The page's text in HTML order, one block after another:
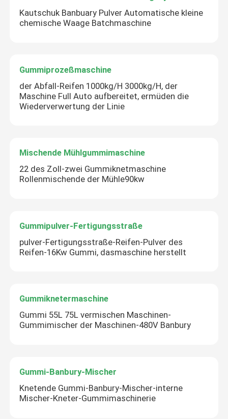
Kautschuk Banbuary Pulver Automatische kleine
chemische Waage Batchmaschine
Gummiprozeßmaschine
der Abfall-Reifen 1000kg/H 3000kg/H, der
Maschine Full Auto aufbereitet, ermüden die
Wiederverwertung der Linie
Mischende Mühlgummimaschine
22 des Zoll-zwei Gummiknetmaschine
Rollenmischende der Mühle90kw
Gummipulver-Fertigungsstraße
pulver-Fertigungsstraße-Reifen-Pulver des
Reifen-16Kw Gummi, dasmaschine herstellt
Gummiknetermaschine
Gummi 55L 75L vermischen Maschinen-
Gummimischer der Maschinen-480V Banbury
Gummi-Banbury-Mischer
Knetende Gummi-Banbury-Mischer-interne
Mischer-Kneter-Gummimaschinerie